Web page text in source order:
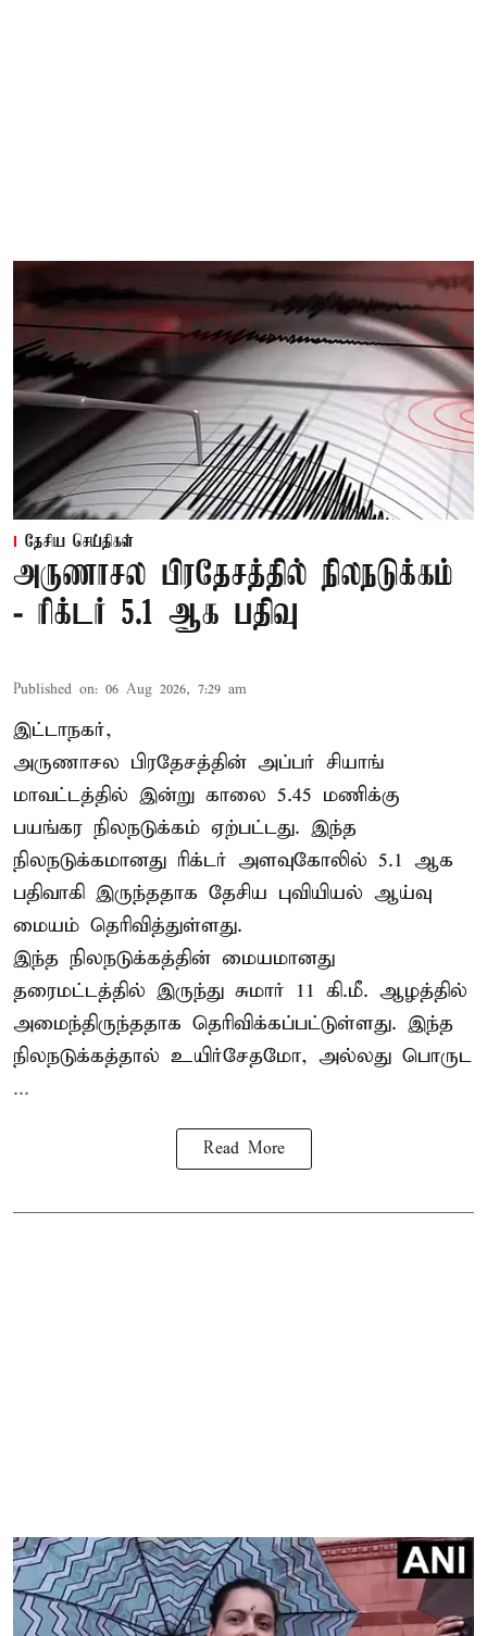
தேசிய செய்திகள்
அருணாசல பிரதேசத்தில் நிலநடுக்கம்
- ரிக்டர் 5.1 ஆக பதிவு
Published on: 06 Aug 2026, 7:29 am
இட்டாநகர்,
அருணாசல பிரதேசத்தின் அப்பர் சியாங்
மாவட்டத்தில் இன்று காலை 5.45 மணிக்கு
பயங்கர நிலநடுக்கம் ஏற்பட்டது. இந்த
நிலநடுக்கமானது ரிக்டர் அளவுகோலில் 5.1 ஆக
பதிவாகி இருந்ததாக தேசிய புவியியல் ஆய்வு
மையம் தெரிவித்துள்ளது.
இந்த நிலநடுக்கத்தின் மையமானது
தரைமட்டத்தில் இருந்து சுமார் 11 கி.மீ. ஆழத்தில்
அமைந்திருந்ததாக தெரிவிக்கப்பட்டுள்ளது. இந்த
நிலநடுக்கத்தால் உயிர்சேதமோ, அல்லது பொருட
...
Read More